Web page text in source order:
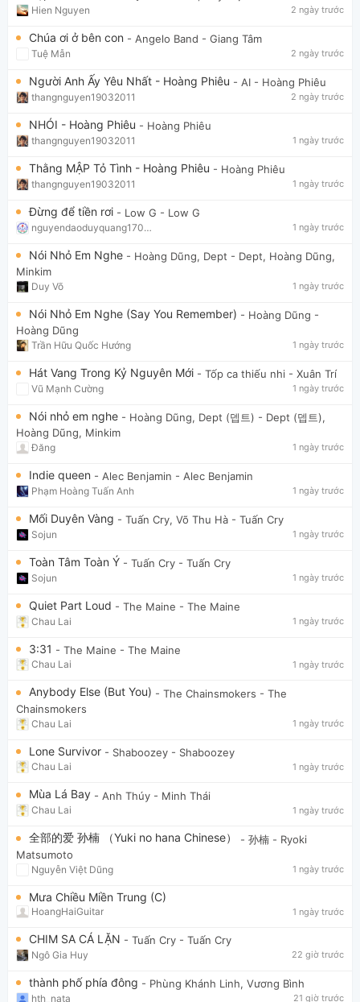
Hien Nguyen 2 ngày trước
Chúa ơi ở bên con - Angelo Band - Giang Tâm
Tuệ Mẫn 2 ngày trước
Người Anh Ấy Yêu Nhất - Hoàng Phiêu - AI - Hoàng Phiêu
thangnguyen19032011 2 ngày trước
NHÓI - Hoàng Phiêu - Hoàng Phiêu
thangnguyen19032011 1 ngày trước
Thằng MẬP Tỏ Tình - Hoàng Phiêu - Hoàng Phiêu
thangnguyen19032011 1 ngày trước
Đừng để tiền rơi - Low G - Low G
nguyendaoduyquang17021 1 ngày trước
Nói Nhỏ Em Nghe - Hoàng Dũng, Dept - Dept, Hoàng Dũng,
Minkim
Duy Võ 1 ngày trước
Nói Nhỏ Em Nghe (Say You Remember) - Hoàng Dũng -
Hoàng Dũng
Trần Hữu Quốc Hướng 1 ngày trước
Hát Vang Trong Kỷ Nguyên Mới - Tốp ca thiếu nhi - Xuân Trí
Vũ Mạnh Cường 1 ngày trước
Nói nhỏ em nghe - Hoàng Dũng, Dept (뎁트) - Dept (뎁트),
Hoàng Dũng, Minkim
Đăng 1 ngày trước
Indie queen - Alec Benjamin - Alec Benjamin
Phạm Hoàng Tuấn Anh 1 ngày trước
Mối Duyên Vàng - Tuấn Cry, Võ Thu Hà - Tuấn Cry
Sojun 1 ngày trước
Toàn Tâm Toàn Ý - Tuấn Cry - Tuấn Cry
Sojun 1 ngày trước
Quiet Part Loud - The Maine - The Maine
Chau Lai 1 ngày trước
3:31 - The Maine - The Maine
Chau Lai 1 ngày trước
Anybody Else (But You) - The Chainsmokers - The
Chainsmokers
Chau Lai 1 ngày trước
Lone Survivor - Shaboozey - Shaboozey
Chau Lai 1 ngày trước
Mùa Lá Bay - Anh Thúy - Minh Thái
Chau Lai 1 ngày trước
全部的爱 孙楠 （Yuki no hana Chinese） - 孙楠 - Ryoki
Matsumoto
Nguyễn Việt Dũng 1 ngày trước
Mưa Chiều Miền Trung (C)
HoangHaiGuitar 1 ngày trước
CHIM SA CÁ LẶN - Tuấn Cry - Tuấn Cry
Ngô Gia Huy 22 giờ trước
thành phố phía đông - Phùng Khánh Linh, Vương Bình
hth_nata 21 giờ trước